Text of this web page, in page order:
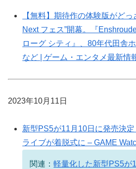
【無料】期待作の体験版がど
Next フェス”開幕。『
ローグ シティ』、80年代田舎
など | ゲーム・エンタメ最新情
2023年10月11日
新型PS5が11月10日に発売決
ライブが着脱式に – GAME
関連：軽量化した新型PS5が